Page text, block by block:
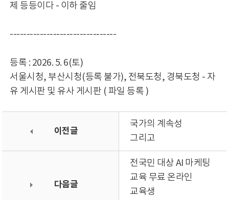
제 등등이다 - 이하 줄임
--------------------------------
등록 : 2026. 5. 6(토)
서울시청, 부산시청(등록 불가), 전북도청, 경북도청 - 자
유 게시판 및 유사 게시판 ( 파일 등록 )
이전글
국가의 계속성
그리고
다음글
전국민 대상 AI 마케팅
교육 무료 온라인
교육생